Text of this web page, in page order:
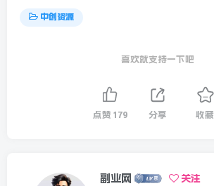
中创资源
喜欢就支持一下吧
点赞 179 分享 收藏
副业网 关注